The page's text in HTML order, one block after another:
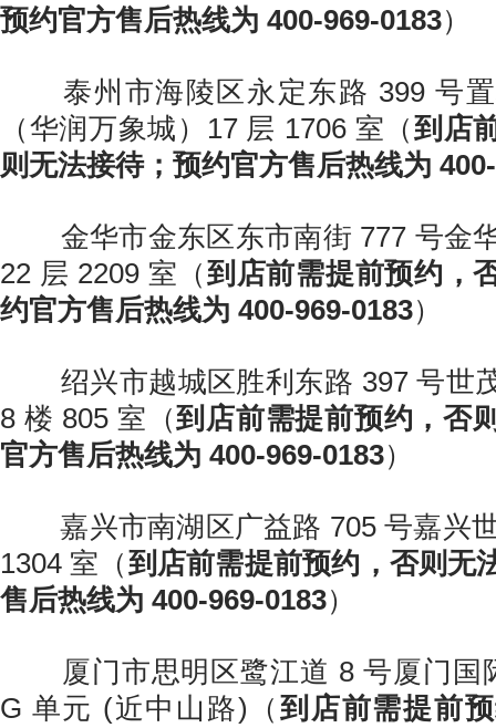
预约官方售后热线为 400-969-0183）
泰州市海陵区永定东路 399 号置
（华润万象城）17 层 1706 室（到店
则无法接待；预约官方售后热线为
金华市金东区东市南街 777 号金
22 层 2209 室（到店前需提前预约，
约官方售后热线为 400-969-0183）
绍兴市越城区胜利东路 397 号世
8 楼 805 室（到店前需提前预约，否
官方售后热线为 400-969-0183）
嘉兴市南湖区广益路 705 号嘉兴
1304 室（到店前需提前预约，否则无
售后热线为 400-969-0183）
厦门市思明区鹭江道 8 号厦门国
G 单元 (近中山路)（到店前需提前